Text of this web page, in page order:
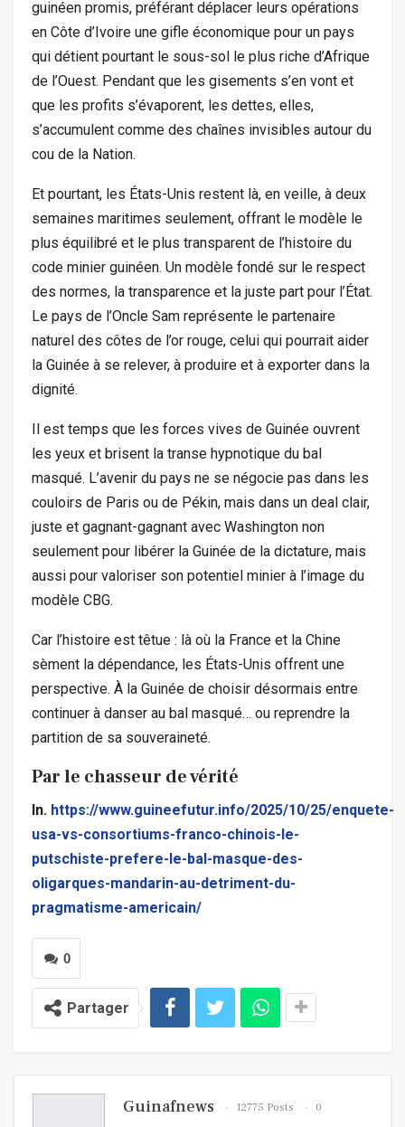
guinéen promis, préférant déplacer leurs opérations
en Côte d’Ivoire une gifle économique pour un pays
qui détient pourtant le sous-sol le plus riche d’Afrique
de l’Ouest. Pendant que les gisements s’en vont et
que les profits s’évaporent, les dettes, elles,
s’accumulent comme des chaînes invisibles autour du
cou de la Nation.
Et pourtant, les États-Unis restent là, en veille, à deux
semaines maritimes seulement, offrant le modèle le
plus équilibré et le plus transparent de l’histoire du
code minier guinéen. Un modèle fondé sur le respect
des normes, la transparence et la juste part pour l’État.
Le pays de l’Oncle Sam représente le partenaire
naturel des côtes de l’or rouge, celui qui pourrait aider
la Guinée à se relever, à produire et à exporter dans la
dignité.
Il est temps que les forces vives de Guinée ouvrent
les yeux et brisent la transe hypnotique du bal
masqué. L’avenir du pays ne se négocie pas dans les
couloirs de Paris ou de Pékin, mais dans un deal clair,
juste et gagnant-gagnant avec Washington non
seulement pour libérer la Guinée de la dictature, mais
aussi pour valoriser son potentiel minier à l’image du
modèle CBG.
Car l’histoire est têtue : là où la France et la Chine
sèment la dépendance, les États-Unis offrent une
perspective. À la Guinée de choisir désormais entre
continuer à danser au bal masqué… ou reprendre la
partition de sa souveraineté.
Par le chasseur de vérité
In. https://www.guineefutur.info/2025/10/25/enquete-
usa-vs-consortiums-franco-chinois-le-
putschiste-prefere-le-bal-masque-des-
oligarques-mandarin-au-detriment-du-
pragmatisme-americain/
0
Partager
Guinafnews 12775 Posts
0